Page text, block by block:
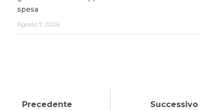
spesa
Agosto 7, 2026
Precedente Successivo